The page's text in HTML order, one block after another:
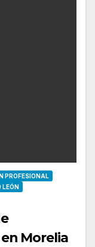
PROFESIONAL
LEÓN
Morelia